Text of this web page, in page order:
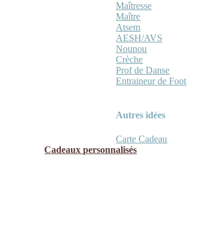
Maîtresse
Maître
Atsem
AESH/AVS
Nounou
Crèche
Prof de Danse
Entraineur de Foot
Autres idées
Carte Cadeau
Cadeaux personnalisés